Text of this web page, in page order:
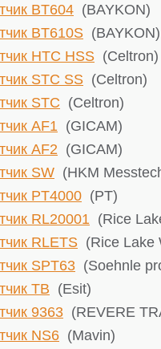
BT604 (BAYKON)
BT610S (BAYKON)
HTC HSS (Celtron)
STC SS (Celtron)
STC (Celtron)
AF1 (GICAM)
AF2 (GICAM)
SW (HKM
PT4000 (PT)
RL20001 (Rice
RLETS (Rice Lake
SPT63 (Soehnle
TB (Esit)
9363 (REVERE
NS6 (Mavin)